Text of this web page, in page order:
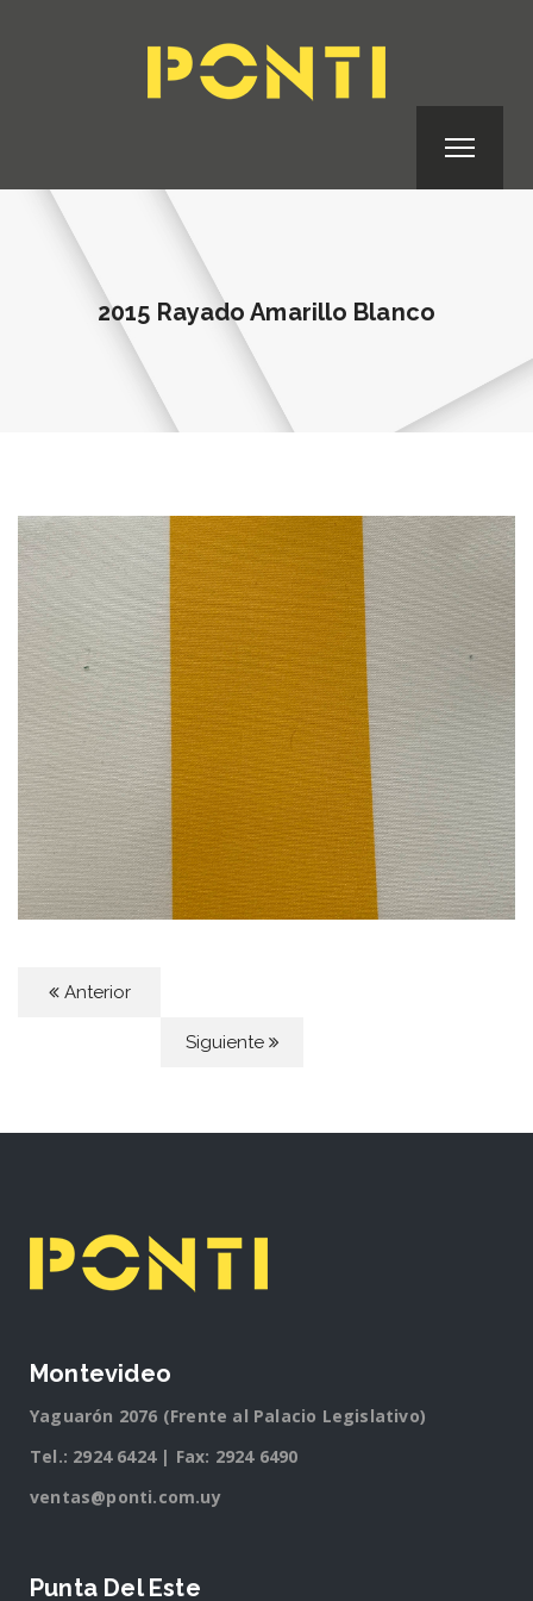
2015 Rayado Amarillo Blanco
Anterior
Siguiente
Montevideo
Yaguarón 2076 (Frente al Palacio Legislativo)
Tel.: 2924 6424| Fax: 2924 6490
ventas@ponti.com.uy
Punta Del Este